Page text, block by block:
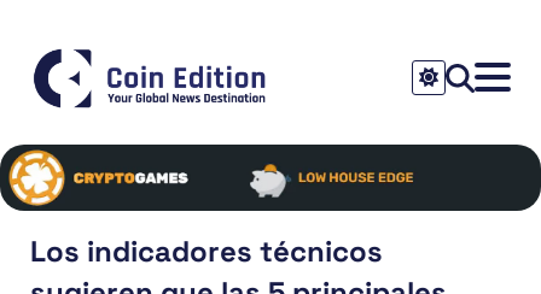
Los indicadores técnicos